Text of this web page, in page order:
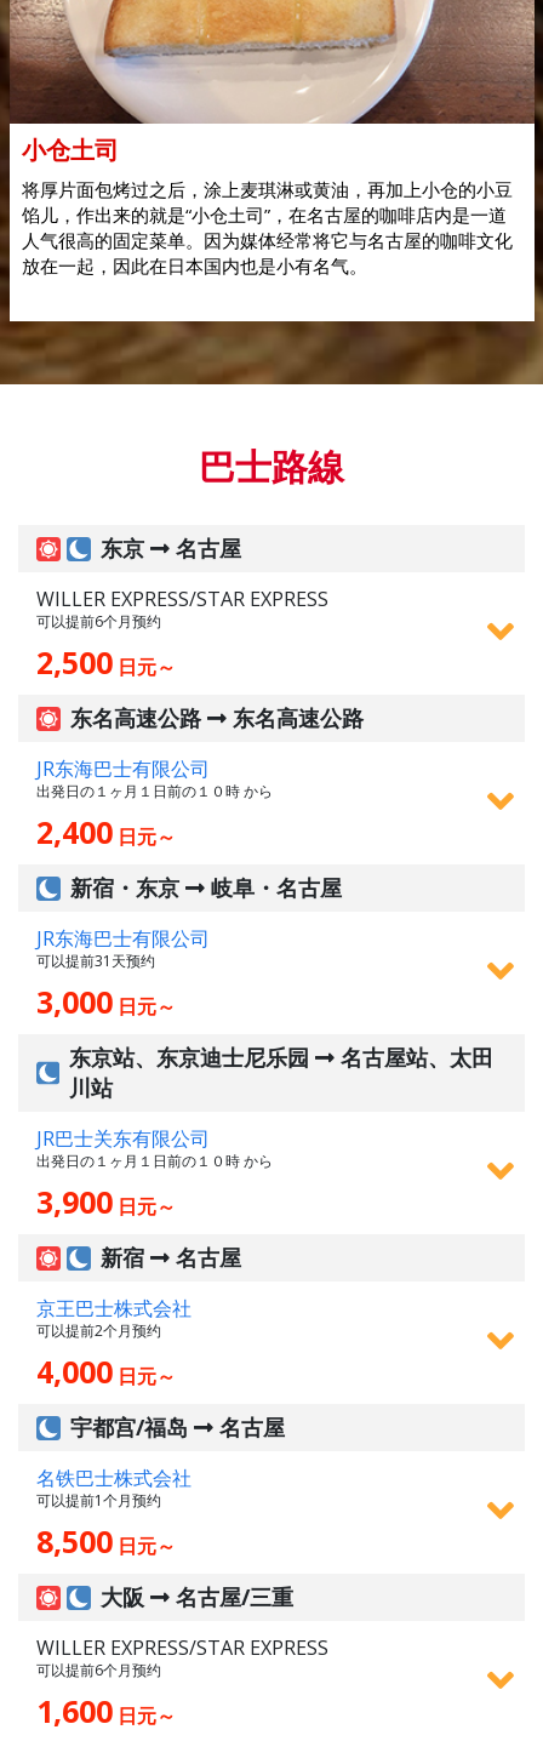
小仓土司
将厚片面包烤过之后，涂上麦琪淋或黄油，再加上小仓的小豆
馅儿，作出来的就是“小仓土司”，在名古屋的咖啡店内是一道
人气很高的固定菜单。因为媒体经常将它与名古屋的咖啡文化
放在一起，因此在日本国内也是小有名气。
巴士路線
东京 名古屋
WILLER EXPRESS/STAR EXPRESS
可以提前6个月预约
2,500 日元～
东名高速公路 东名高速公路
JR东海巴士有限公司
出発日の１ヶ月１日前の１０時 から
2,400 日元～
新宿・东京 岐阜・名古屋
JR东海巴士有限公司
可以提前31天预约
3,000 日元～
东京站、东京迪士尼乐园
名古屋站、太田
川站
JR巴士关东有限公司
出発日の１ヶ月１日前の１０時 から
3,900 日元～
新宿 名古屋
京王巴士株式会社
可以提前2个月预约
4,000 日元～
宇都宫/福岛 名古屋
名铁巴士株式会社
可以提前1个月预约
8,500 日元～
大阪 名古屋/三重
WILLER EXPRESS/STAR EXPRESS
可以提前6个月预约
1,600 日元～